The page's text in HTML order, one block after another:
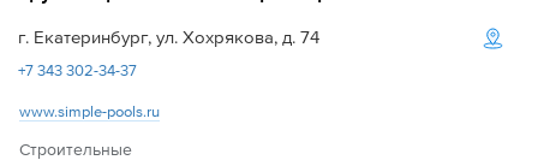
г. Екатеринбург, ул. Хохрякова, д. 74
+7 343 302-34-37
www.simple-pools.ru
Строительные